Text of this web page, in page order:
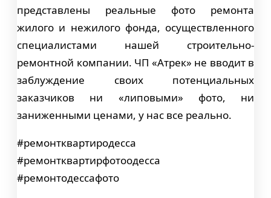
представлены реальные фото ремонта
жилого и нежилого фонда, осуществленного
специалистами нашей строительно-
ремонтной компании. ЧП «Атрек» не вводит в
заблуждение своих потенциальных
заказчиков ни «липовыми» фото, ни
заниженными ценами, у нас все реально.
#ремонтквартиродесса
#ремонтквартирфотоодесса
#ремонтодессафото